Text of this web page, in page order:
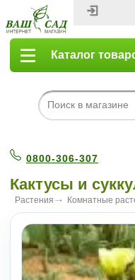
Каталог
0800-306-307
Кактусы и
Растения Комнатные